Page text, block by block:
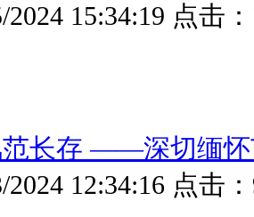
2024 15:34:19 点击：
范长存 ——深切缅怀
2024 12:34:16 点击：